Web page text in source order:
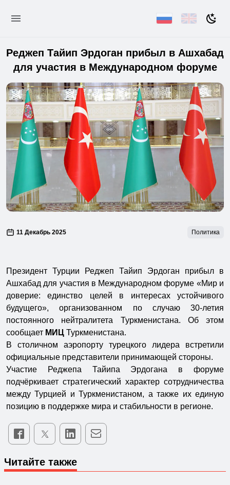
Реджеп Тайип Эрдоган прибыл в Ашхабад
для участия в Международном форуме
11 Декабрь 2025 Политика
Президент Турции Реджеп Тайип Эрдоган прибыл в
Ашхабад для участия в Международном форуме «Мир и
доверие: единство целей в интересах устойчивого
будущего», организованном по случаю 30-летия
постоянного нейтралитета Туркменистана. Об этом
сообщает МИЦ Туркменистана.
В столичном аэропорту турецкого лидера встретили
официальные представители принимающей стороны.
Участие Реджепа Тайипа Эрдогана в форуме
подчёркивает стратегический характер сотрудничества
между Турцией и Туркменистаном, а также их единую
позицию в поддержке мира и стабильности в регионе.
Читайте также